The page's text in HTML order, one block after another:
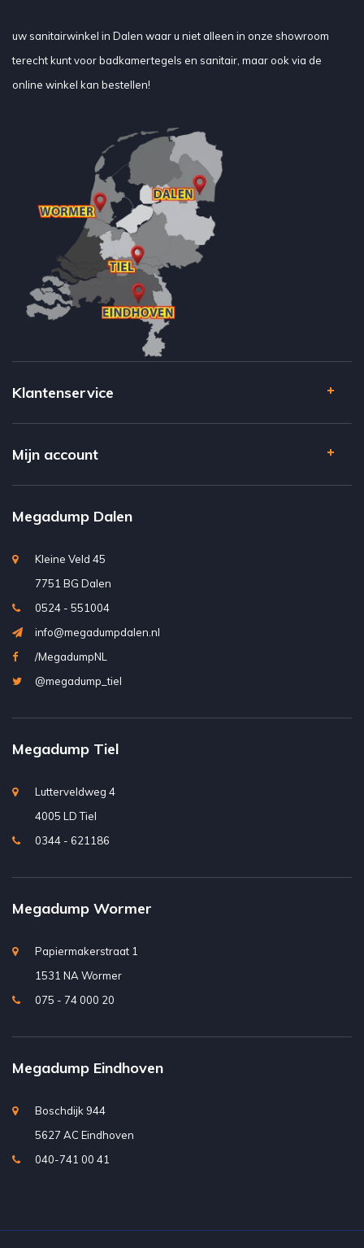
uw sanitairwinkel in Dalen waar u niet alleen in onze showroom
terecht kunt voor badkamertegels en sanitair, maar ook via de
online winkel kan bestellen!
Klantenservice
Mijn account
Megadump Dalen
Kleine Veld 45
7751 BG Dalen
0524 - 551004
info@megadumpdalen.nl
/MegadumpNL
@megadump_tiel
Megadump Tiel
Lutterveldweg 4
4005 LD Tiel
0344 - 621186
Megadump Wormer
Papiermakerstraat 1
1531 NA Wormer
075 - 74 000 20
Megadump Eindhoven
Boschdijk 944
5627 AC Eindhoven
040-741 00 41